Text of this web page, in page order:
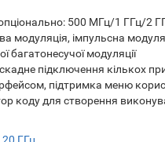
500 МГц/1 ГГц/2
модуляція, імпульсна
багатонесучої модуляції
підключення кількох
підтримка меню
коду для створення